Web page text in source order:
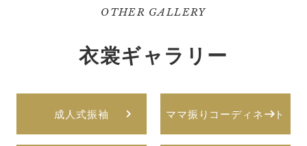
OTHER GALLERY
衣裳ギャラリー
成人式振袖 ママ振りコーディネート